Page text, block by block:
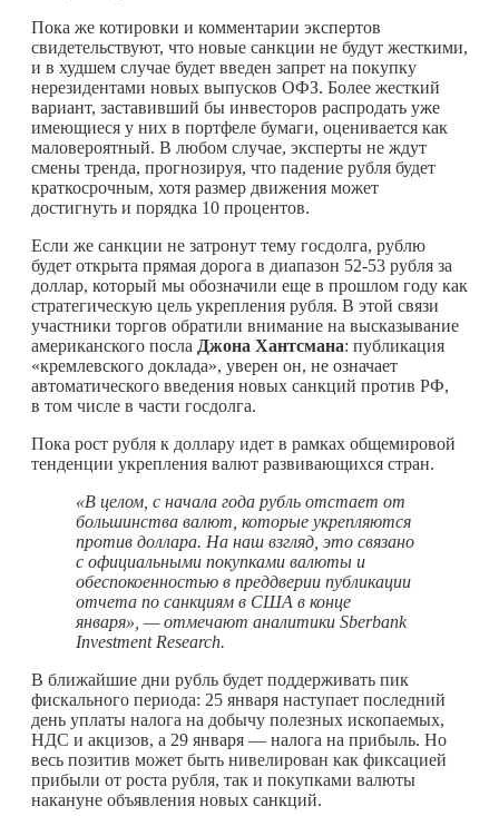
Пока же котировки и комментарии экспертов
свидетельствуют, что новые санкции не будут жесткими,
и в худшем случае будет введен запрет на покупку
нерезидентами новых выпусков ОФЗ. Более жесткий
вариант, заставивший бы инвесторов распродать уже
имеющиеся у них в портфеле бумаги, оценивается как
маловероятный. В любом случае, эксперты не ждут
смены тренда, прогнозируя, что падение рубля будет
краткосрочным, хотя размер движения может
достигнуть и порядка 10 процентов.
Если же санкции не затронут тему госдолга, рублю
будет открыта прямая дорога в диапазон 52-53 рубля за
доллар, который мы обозначили еще в прошлом году как
стратегическую цель укрепления рубля. В этой связи
участники торгов обратили внимание на высказывание
американского посла Джона Хантсмана: публикация
«кремлевского доклада», уверен он, не означает
автоматического введения новых санкций против РФ,
в том числе в части госдолга.
Пока рост рубля к доллару идет в рамках общемировой
тенденции укрепления валют развивающихся стран.
«В целом, с начала года рубль отстает от
большинства валют, которые укрепляются
против доллара. На наш взгляд, это связано
с официальными покупками валюты и
обеспокоенностью в преддверии публикации
отчета по санкциям в США в конце
января», — отмечают аналитики Sberbank
Investment Research.
В ближайшие дни рубль будет поддерживать пик
фискального периода: 25 января наступает последний
день уплаты налога на добычу полезных ископаемых,
НДС и акцизов, а 29 января — налога на прибыль. Но
весь позитив может быть нивелирован как фиксацией
прибыли от роста рубля, так и покупками валюты
накануне объявления новых санкций.